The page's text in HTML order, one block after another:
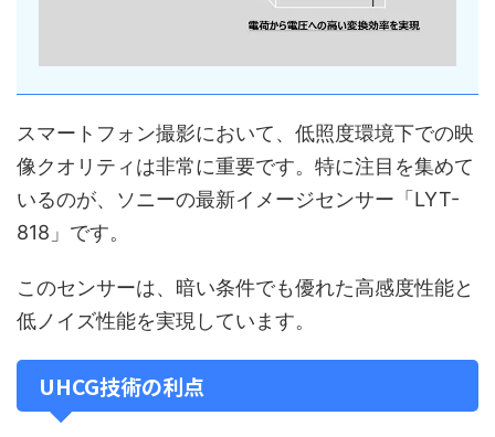
スマートフォン撮影において、低照度環境下での映
像クオリティは非常に重要です。特に注目を集めて
いるのが、ソニーの最新イメージセンサー「LYT-
818」です。
このセンサーは、暗い条件でも優れた高感度性能と
低ノイズ性能を実現しています。
UHCG技術の利点